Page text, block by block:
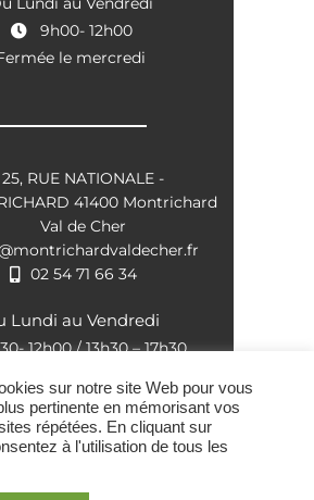
9h00- 12h00
le mercredi
25, RUE NATIONALE -
41400 Montrichard
Val de Cher
02 54 71 66 34
Lundi au Vendredi
12h00 / 13h30 – 17h30
Confidentialité
sur notre site Web pour vous
pertinente en mémorisant vos
répétées. En cliquant sur
à l'utilisation de tous les